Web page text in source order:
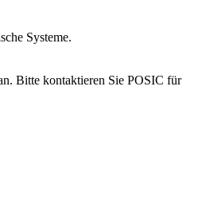
Systeme.
Bitte kontaktieren Sie POSIC für